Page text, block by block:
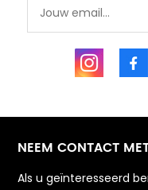
NEEM CONTACT
Als u geïnteresseerd